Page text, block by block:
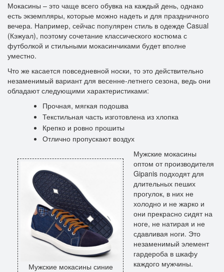
Мокасины – это чаще всего обувка на каждый день, однако
есть экземпляры, которые можно надеть и для праздничного
вечера. Например, сейчас популярен стиль в одежде Casual
(Кэжуал), поэтому сочетание классического костюма с
футболкой и стильными мокасинчиками будет вполне
уместно.
Что же касается повседневной носки, то это действительно
незаменимый вариант для весенне-летнего сезона, ведь они
обладают следующими характеристиками:
Прочная, мягкая подошва
Текстильная часть изготовлена из хлопка
Крепко и ровно прошиты
Отлично пропускают воздух
Мужские мокасины синие
Мужские мокасины
оптом от производителя
Gipanis подходят для
длительных пеших
прогулок, в них не
холодно и не жарко и
они прекрасно сидят на
ноге, не натирая и не
сдавливая ноги. Это
незаменимый элемент
гардероба в шкафу
каждого мужчины.